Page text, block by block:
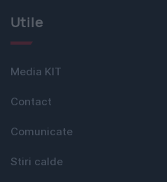
Utile
Media KIT
Contact
Comunicate
Stiri calde